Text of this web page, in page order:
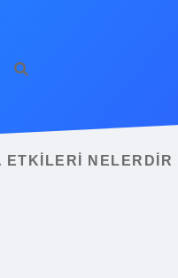
ETKILERI NELERDIR